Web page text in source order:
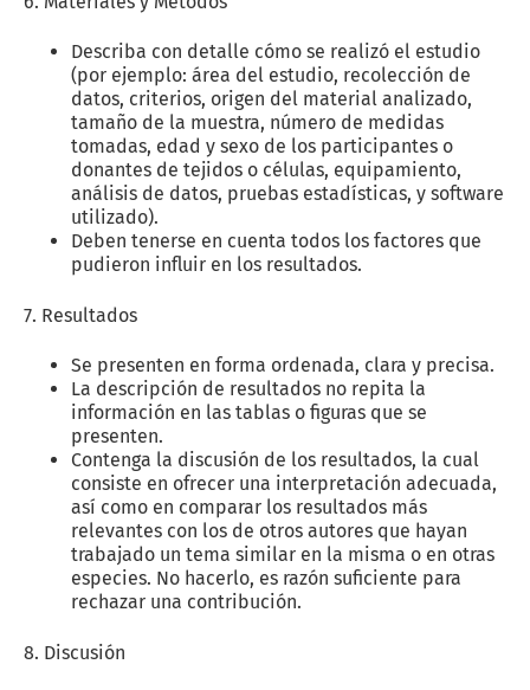
Describa con detalle cómo se realizó el estudio
(por ejemplo: área del estudio, recolección de
datos, criterios, origen del material analizado,
tamaño de la muestra, número de medidas
tomadas, edad y sexo de los participantes o
donantes de tejidos o células, equipamiento,
análisis de datos, pruebas estadísticas, y software
utilizado).
Deben tenerse en cuenta todos los factores que
pudieron influir en los resultados.
7. Resultados
Se presenten en forma ordenada, clara y precisa.
La descripción de resultados no repita la
información en las tablas o figuras que se
presenten.
Contenga la discusión de los resultados, la cual
consiste en ofrecer una interpretación adecuada,
así como en comparar los resultados más
relevantes con los de otros autores que hayan
trabajado un tema similar en la misma o en otras
especies. No hacerlo, es razón suficiente para
rechazar una contribución.
8. Discusión